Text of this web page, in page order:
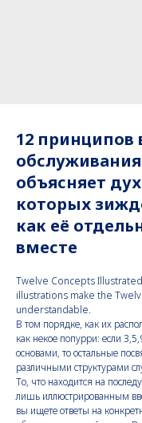
12 принципов
объясняет
которых
как её
вместе
Twelve Concepts
illustrations make the
understandable.
В том порядке, как их
как некое попурри: если
основами, то остальные
различными структурами
То, что находится на
лишь иллюстрированным
вы ищете ответы на